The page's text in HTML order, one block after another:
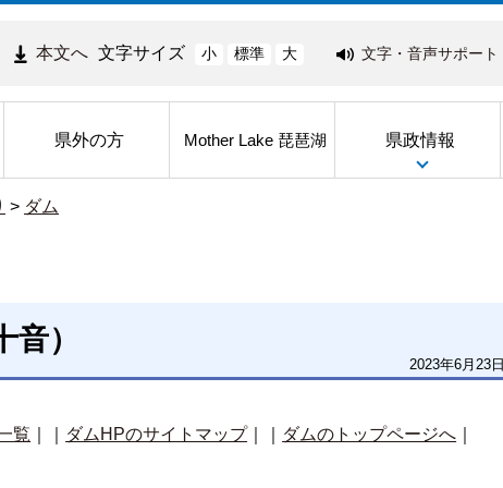
本文へ 文字サイズ 小 標準 大 文字・音声サポート
県外の方 Mother Lake 琵琶湖 県政情報
> ダム
）
2023年6月23日
覧 ダムHPのサイトマップ｜｜ ダムのトップページへ